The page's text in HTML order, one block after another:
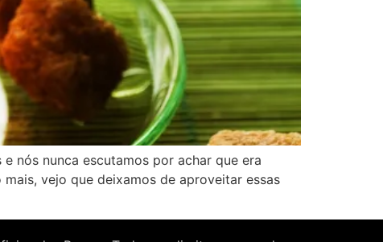
nós nunca escutamos por achar que era
vejo que deixamos de aproveitar essas